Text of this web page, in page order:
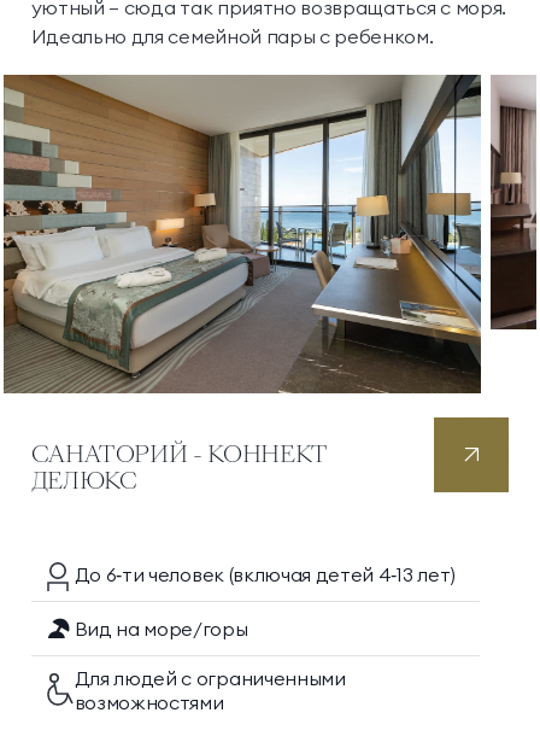
уютный — сюда так приятно возвращаться с моря.
Идеально для семейной пары с ребенком.
САНАТОРИЙ - КОННЕКТ
ДЕЛЮКС
До 6‑тичеловек (включая детей 4‑13 лет)
Вид на море/горы
Для людей с ограниченными
возможностями